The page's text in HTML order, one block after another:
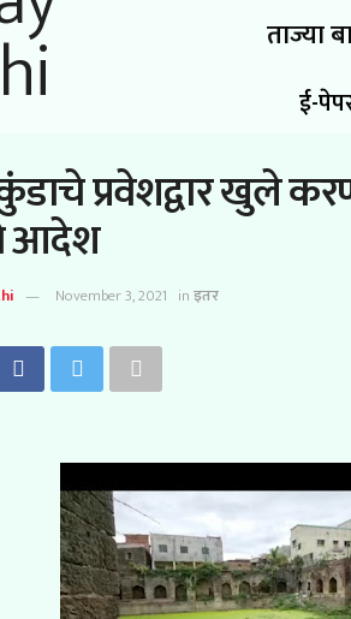
ताज्या
ई-
प्रवेशद्वार खुले
आदेश
November 3, 2021 inइतर